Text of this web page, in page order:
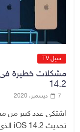
سيل TV
14.2
7 ديسمبر، 2020
اشتكى عدد كبير من
تحديث iOS 14.2 الذى تم إطلاقه منذ عدة أيام، بأن